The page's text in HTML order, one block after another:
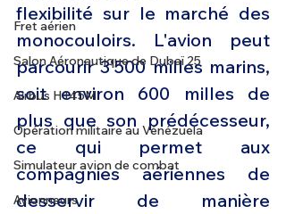
Fret aérien
Salon Aéronautique de Dubaï 25
Airbus H145M
Opération militaire au Vénézuela
Simulateur avion de combat
Avionneurs
flexibilité sur le marché des
monocouloirs. L'avion peut
parcourir 3’500 milles marins,
soit environ 600 milles de
plus que son prédécesseur,
ce qui permet aux
compagnies aériennes de
desservir de manière